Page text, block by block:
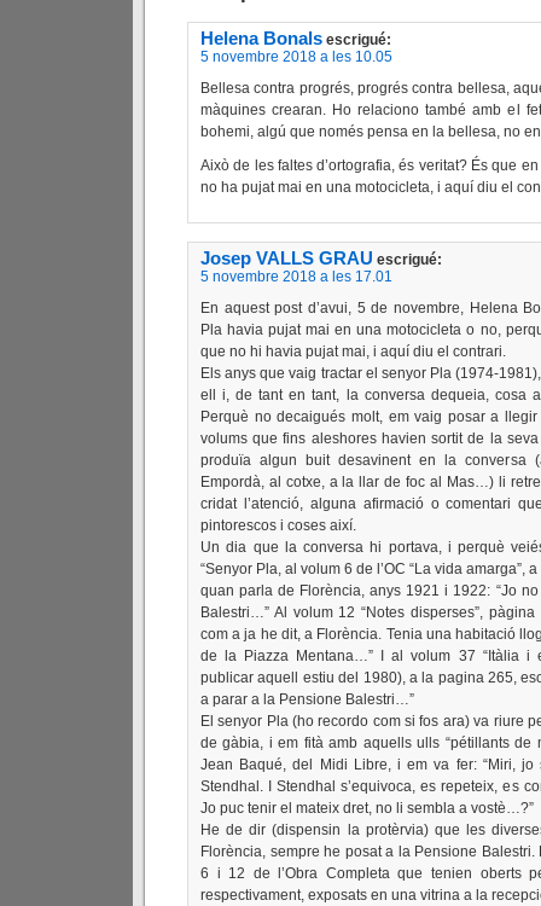
Helena Bonals escrigué:
5 novembre 2018 a les 10.05
Bellesa contra progrés, progrés contra bellesa,
màquines crearan. Ho relaciono també amb el
bohemi, algú que només pensa en la bellesa, no
Això de les faltes d’ortografia, és veritat? És que
no ha pujat mai en una motocicleta, i aquí diu el
Josep VALLS GRAU escrigué:
5 novembre 2018 a les 17.01
En aquest post d’avui, 5 de novembre, Helena
Pla havia pujat mai en una motocicleta o no,
que no hi havia pujat mai, i aquí diu el contrari.
Els anys que vaig tractar el senyor Pla (1974-
ell i, de tant en tant, la conversa dequeia, cosa
Perquè no decaigués molt, em vaig posar a
volums que fins aleshores havien sortit de la
produïa algun buit desavinent en la conversa
Empordà, al cotxe, a la llar de foc al Mas…) li
cridat l’atenció, alguna afirmació o comentari
pintorescos i coses així.
Un dia que la conversa hi portava, i perquè
“Senyor Pla, al volum 6 de l’OC “La vida amarga”,
quan parla de Florència, anys 1921 i 1922: “Jo
Balestri…” Al volum 12 “Notes disperses”,
com a ja he dit, a Florència. Tenia una habitació
de la Piazza Mentana…” I al volum 37 “Itàlia i
publicar aquell estiu del 1980), a la pagina 265,
a parar a la Pensione Balestri…”
El senyor Pla (ho recordo com si fos ara) va riure
de gàbia, i em fità amb aquells ulls “pétillants de
Jean Baqué, del Midi Libre, i em va fer: “Miri,
Stendhal. I Stendhal s’equivoca, es repeteix, es
Jo puc tenir el mateix dret, no li sembla a vostè…?”
He de dir (dispensin la protèrvia) que les
Florència, sempre he posat a la Pensione
6 i 12 de l’Obra Completa que tenien oberts
respectivament, exposats en una vitrina a la